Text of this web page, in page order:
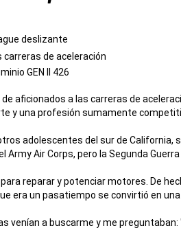
deslizante
carreras de aceleración
GEN II 426
de aficionados a las carreras de
y una profesión sumamente
adolescentes del sur de
Air Corps, pero la Segunda
reparar y potenciar motores. De
era un pasatiempo se convirtió en
venían a buscarme y me